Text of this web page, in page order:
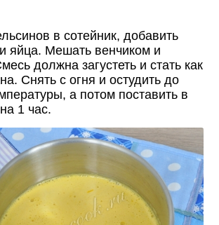
в сотейник, добавить
яйца. Мешать венчиком и
должна загустеть и стать как
Снять с огня и остудить до
а потом поставить в
1 час.